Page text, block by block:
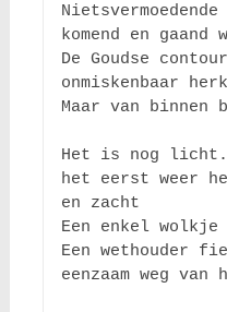
Nietsvermoedende
komend en gaand
De Goudse
onmiskenbaar
Maar van
Het is nog licht.
het eerst weer
en zacht
Een enkel
Een wethouder
eenzaam weg